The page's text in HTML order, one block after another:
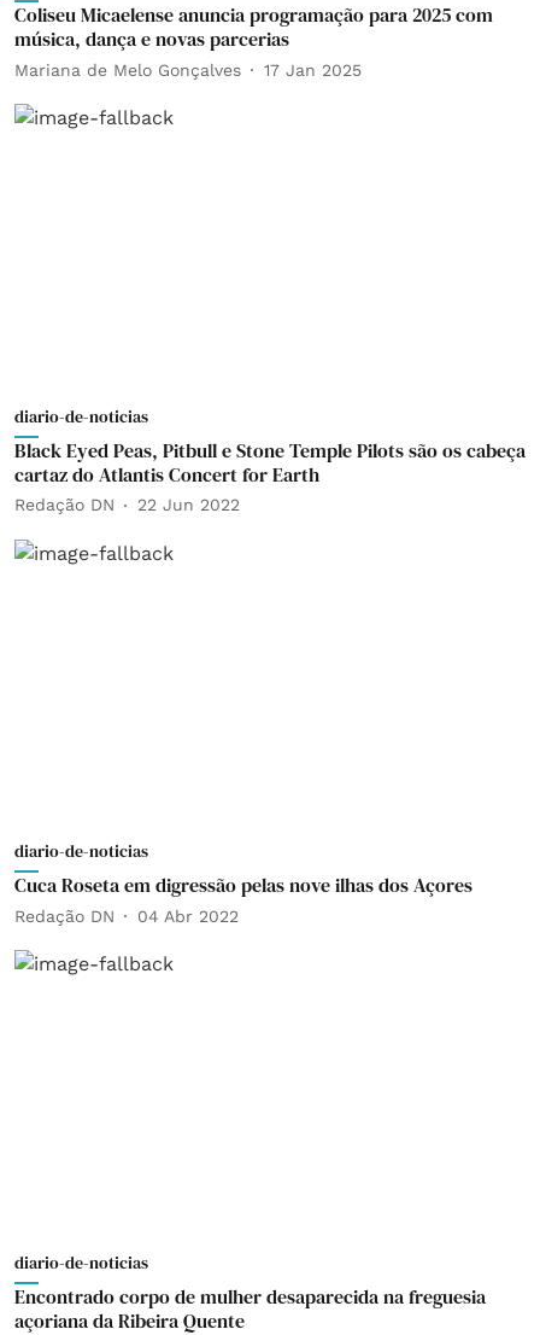
Coliseu Micaelense anuncia programação para 2025 com
música, dança e novas parcerias
Mariana de Melo Gonçalves 17 Jan 2025
diario-de-noticias
Black Eyed Peas, Pitbull e Stone Temple Pilots são os cabeça
cartaz do Atlantis Concert for Earth
Redação DN 22 Jun 2022
diario-de-noticias
Cuca Roseta em digressão pelas nove ilhas dos Açores
Redação DN 04 Abr 2022
diario-de-noticias
Encontrado corpo de mulher desaparecida na freguesia
açoriana da Ribeira Quente